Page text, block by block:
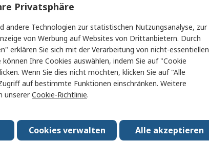
Ölbeständig, Beständig gegen
Abriebfest
Privatsphäre
andere Technologien zur statistischen Nutzungsanalyse, zur
von Werbung auf Websites von Drittanbietern. Durch
erklären Sie sich mit der Verarbeitung von nicht-essentiellen
können Ihre Cookies auswählen, indem Sie auf "Cookie
Wenn Sie dies nicht möchten, klicken Sie auf "Alle
auf bestimmte Funktionen einschränken. Weitere
unsererCookie-Richtlinie.
Alle akzeptieren
Cookies verwalten